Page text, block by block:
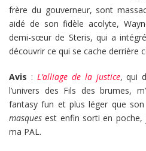
frère du gouverneur, sont
aidé de son fidèle acolyte,
demi-sœur de Steris, qui a
découvrir ce qui se cache derrière
Avis : L’alliage de la justice, qui
l’univers des Fils des brumes,
fantasy fun et plus léger que son
masques est enfin sorti en poche,
ma PAL.